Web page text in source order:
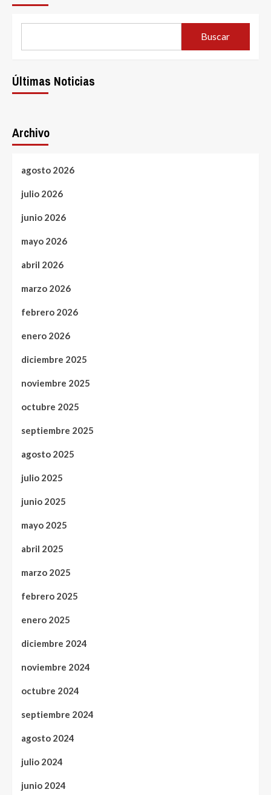
Buscar
Últimas Noticias
Archivo
agosto 2026
julio 2026
junio 2026
mayo 2026
abril 2026
marzo 2026
febrero 2026
enero 2026
diciembre 2025
noviembre 2025
octubre 2025
septiembre 2025
agosto 2025
julio 2025
junio 2025
mayo 2025
abril 2025
marzo 2025
febrero 2025
enero 2025
diciembre 2024
noviembre 2024
octubre 2024
septiembre 2024
agosto 2024
julio 2024
junio 2024